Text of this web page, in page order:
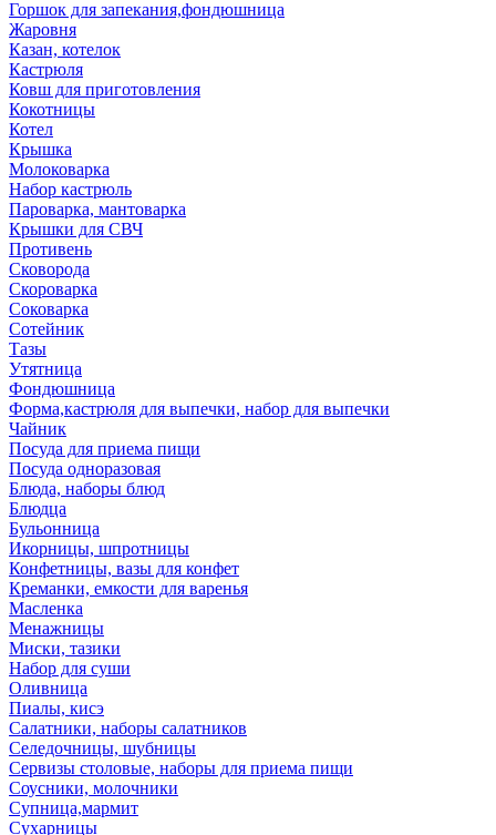
Горшок для запекания,фондюшница
Жаровня
Казан, котелок
Кастрюля
Ковш для приготовления
Кокотницы
Котел
Крышка
Молоковарка
Набор кастрюль
Пароварка, мантоварка
Крышки для СВЧ
Противень
Сковорода
Скороварка
Соковарка
Сотейник
Тазы
Утятница
Фондюшница
Форма,кастрюля для выпечки, набор для выпечки
Чайник
Посуда для приема пищи
Посуда одноразовая
Блюда, наборы блюд
Блюдца
Бульонница
Икорницы, шпротницы
Конфетницы, вазы для конфет
Креманки, емкости для варенья
Масленка
Менажницы
Миски, тазики
Набор для суши
Оливница
Пиалы, кисэ
Салатники, наборы салатников
Селедочницы, шубницы
Сервизы столовые, наборы для приема пищи
Соусники, молочники
Супница,мармит
Сухарницы